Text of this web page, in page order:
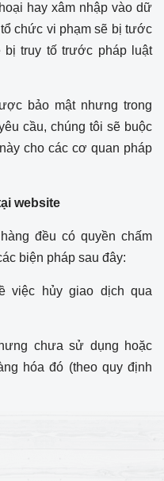
hay xâm nhập vào dữ
chức vi phạm sẽ bị tước
truy tố trước pháp luật
bảo mật nhưng trong
cầu, chúng tôi sẽ buộc
cho các cơ quan pháp
website
đều có quyền chấm
biện pháp sau đây:
việc hủy giao dịch qua
chưa sử dụng hoặc
hóa đó (theo quy định